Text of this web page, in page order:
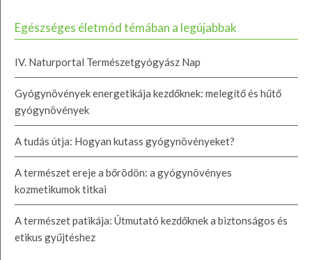
Egészséges életmód témában a legújabbak
IV. Naturportal Természetgyógyász Nap
Gyógynövények energetikája kezdőknek: melegítő és hűtő
gyógynövények
A tudás útja: Hogyan kutass gyógynövényeket?
A természet ereje a bőrödön: a gyógynövényes
kozmetikumok titkai
A természet patikája: Útmutató kezdőknek a biztonságos és
etikus gyűjtéshez